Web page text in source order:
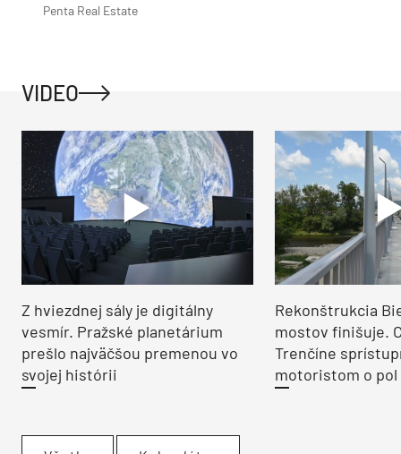
Penta Real Estate
VIDEO
Z hviezdnej sály je digitálny
vesmír. Pražské planetárium
prešlo najväčšou premenou vo
svojej histórii
Rekonštrukcia
mostov finišuje.
Trenčíne
motoristom o pol